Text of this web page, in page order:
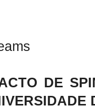
DE